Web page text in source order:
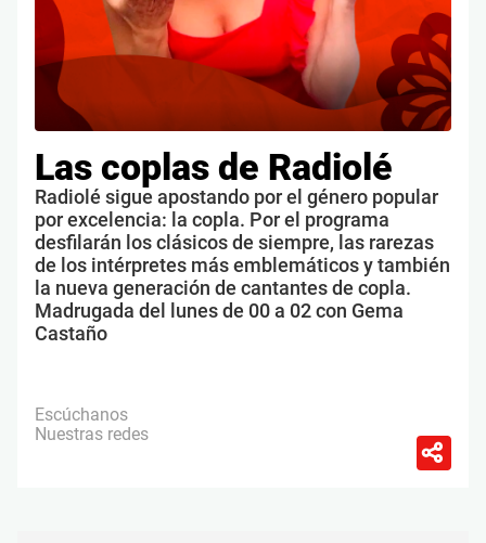
Las coplas de Radiolé
Radiolé sigue apostando por el género popular
por excelencia: la copla. Por el programa
desfilarán los clásicos de siempre, las rarezas
de los intérpretes más emblemáticos y también
la nueva generación de cantantes de copla.
Madrugada del lunes de 00 a 02 con Gema
Castaño
Escúchanos
Nuestras redes